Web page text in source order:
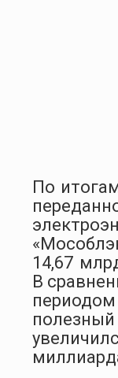
По
14,67
В